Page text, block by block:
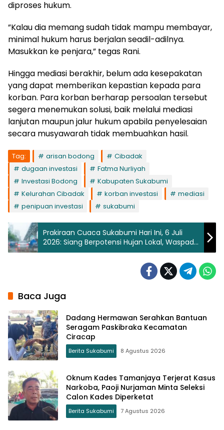
diproses hukum.
​”Kalau dia memang sudah tidak mampu membayar,
minimal hukum harus berjalan seadil-adilnya.
Masukkan ke penjara,” tegas Rani.
Hingga mediasi berakhir, belum ada kesepakatan
yang dapat memberikan kepastian kepada para
korban. Para korban berharap persoalan tersebut
segera menemukan solusi, baik melalui mediasi
lanjutan maupun jalur hukum apabila penyelesaian
secara musyawarah tidak membuahkan hasil.
Tag: arisan bodong
Cibadak
dugaan investasi
Fatma Nurliyah
Investasi Bodong
Kabupaten Sukabumi
Kelurahan Cibadak
korban investasi
mediasi
penipuan investasi
sukabumi
Prakiraan Cuaca Sukabumi Hari Ini, 6 Juli
2026: Siang Berpotensi Hujan Lokal, Waspada
Petir
Baca Juga
Dadang Hermawan Serahkan Bantuan
Seragam Paskibraka Kecamatan
Ciracap
Berita Sukabumi 8 Agustus 2026
Oknum Kades Tamanjaya Terjerat Kasus
Narkoba, Paoji Nurjaman Minta Seleksi
Calon Kades Diperketat
Berita Sukabumi 7 Agustus 2026